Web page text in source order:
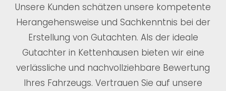
Unsere Kunden schätzen unsere kompetente
Herangehensweise und Sachkenntnis bei der
Erstellung von Gutachten. Als der ideale
Gutachter in Kettenhausen bieten wir eine
verlässliche und nachvollziehbare Bewertung
Ihres Fahrzeugs. Vertrauen Sie auf unsere